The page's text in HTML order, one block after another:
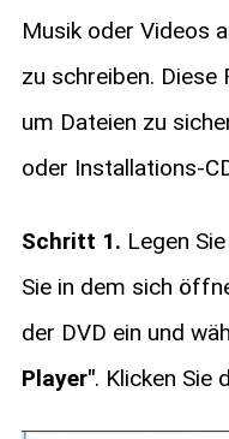
Musik oder Videos
zu schreiben. Diese
um Dateien zu
oder Installations-
Schritt 1. Legen
Sie in dem sich
der DVD ein und
Player". Klicken Sie